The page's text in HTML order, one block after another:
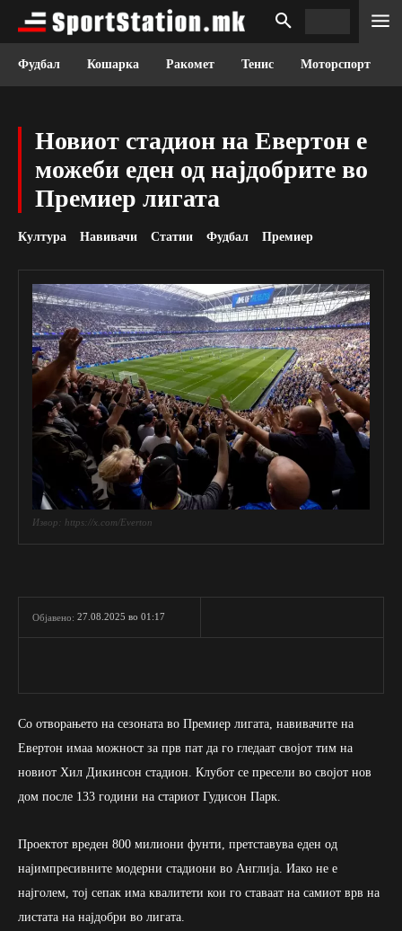
Фудбал Кошарка Ракомет Тенис Моторспорт
Новиот стадион на Евертон е
можеби еден од најдобрите во
Премиер лигата
Култура Навивачи Статии Фудбал Премиер
Извор: https://x.com/Everton
Објавено: 27.08.2025 во 01:17
Со отворањето на сезоната во Премиер лигата, навивачите на
Евертон имаа можност за прв пат да го гледаат својот тим на
новиот Хил Дикинсон стадион. Клубот се пресели во својот нов
дом после 133 години на стариот Гудисон Парк.
Проектот вреден 800 милиони фунти, претставува еден од
најимпресивните модерни стадиони во Англија. Иако не е
најголем, тој сепак има квалитети кои го ставаат на самиот врв на
листата на најдобри во лигата.